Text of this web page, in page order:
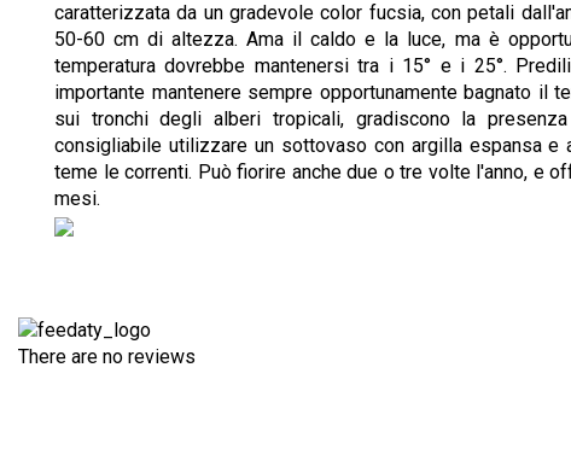
caratterizzata da un gradevole color fucsia, con petali
50-60 cm di altezza. Ama il caldo e la luce, ma è
temperatura dovrebbe mantenersi tra i 15° e i 25°.
importante mantenere sempre opportunamente bagnato il
sui tronchi degli alberi tropicali, gradiscono la
consigliabile utilizzare un sottovaso con argilla espansa e
teme le correnti. Può fiorire anche due o tre volte l'anno, e
mesi.
There are no reviews